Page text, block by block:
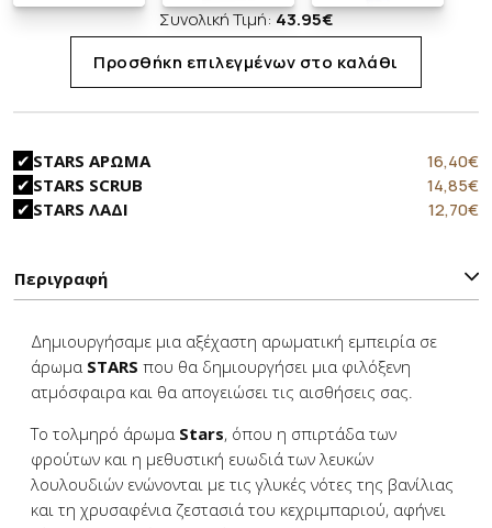
Συνολική Τιμή:43.95€
Προσθήκη επιλεγμένων στο καλάθι
STARS ΑΡΩΜΑ
Original
price
was:
16,40€
STARS SCRUB
Original
price
14,85€
STARS ΛΑΔΙ
Original
15,90€.
12,70€
Περιγραφή
Δημιουργήσαμε μια αξέχαστη αρωματική εμπειρία σε
άρωμα STARS που θα δημιουργήσει μια φιλόξενη
ατμόσφαιρα και θα απογειώσει τις αισθήσεις σας.
Το τολμηρό άρωμα Stars, όπου η σπιρτάδα των
φρούτων και η μεθυστική ευωδιά των λευκών
λουλουδιών ενώνονται με τις γλυκές νότες της βανίλιας
και τη χρυσαφένια ζεστασιά του κεχριμπαριού, αφήνει